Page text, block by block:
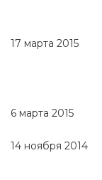
17 марта 2015
6 марта 2015
14 ноября 2014